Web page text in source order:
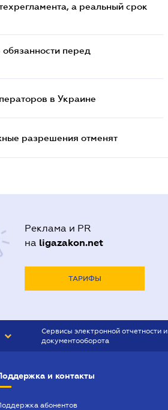
а реальный срок
перед
в Украине
разрешения отменят
Реклама и PR
на ligazakon.net
ТАРИФЫ
Сервисы электронной отчетности и
документооборота
и контакты
абонентов